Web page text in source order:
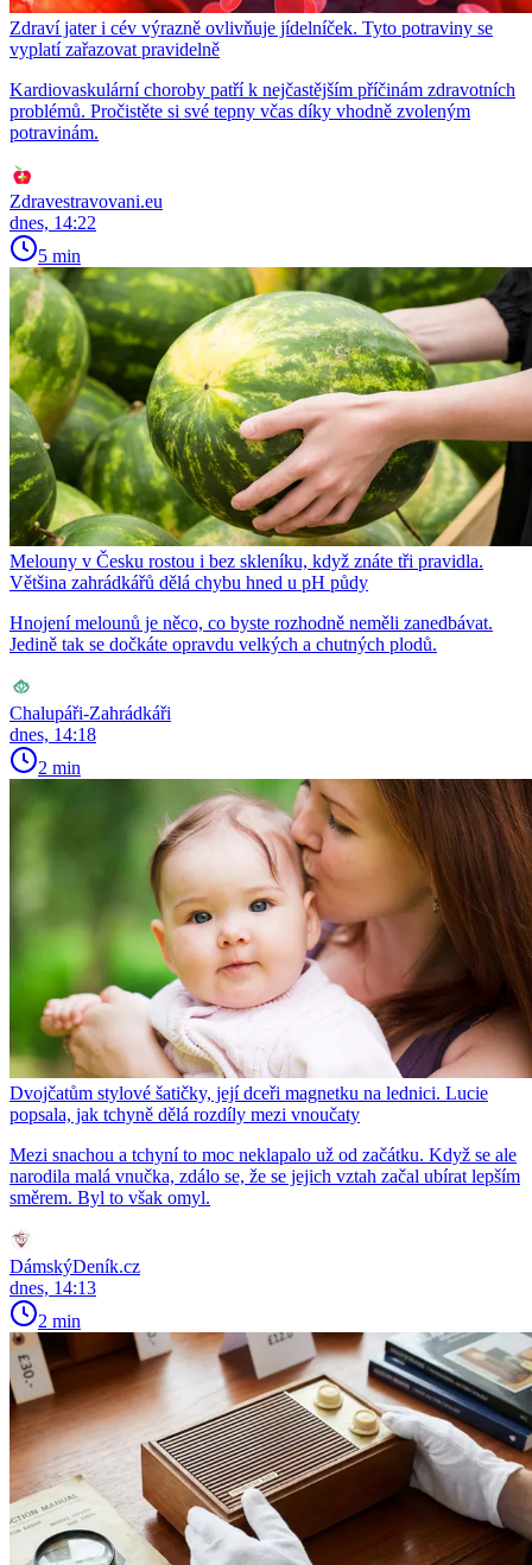
Zdraví jater i cév výrazně ovlivňuje jídelníček. Tyto potraviny se
vyplatí zařazovat pravidelně
Kardiovaskulární choroby patří k nejčastějším příčinám zdravotních
problémů. Pročistěte si své tepny včas díky vhodně zvoleným
potravinám.
Zdravestravovani.eu
dnes, 14:22
5 min
Melouny v Česku rostou i bez skleníku, když znáte tři pravidla.
Většina zahrádkářů dělá chybu hned u pH půdy
Hnojení melounů je něco, co byste rozhodně neměli zanedbávat.
Jedině tak se dočkáte opravdu velkých a chutných plodů.
Chalupáři-Zahrádkáři
dnes, 14:18
2 min
Dvojčatům stylové šatičky, její dceři magnetku na lednici. Lucie
popsala, jak tchyně dělá rozdíly mezi vnoučaty
Mezi snachou a tchyní to moc neklapalo už od začátku. Když se ale
narodila malá vnučka, zdálo se, že se jejich vztah začal ubírat lepším
směrem. Byl to však omyl.
DámskýDeník.cz
dnes, 14:13
2 min